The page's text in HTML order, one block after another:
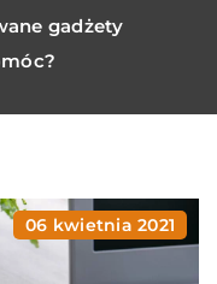
gadżety
06 kwietnia 2021